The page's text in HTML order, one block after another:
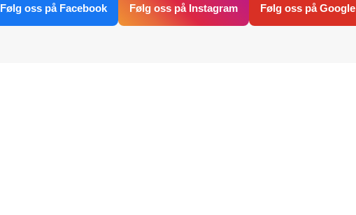
Følg oss på Facebook Følg oss på Instagram Følg oss på Google